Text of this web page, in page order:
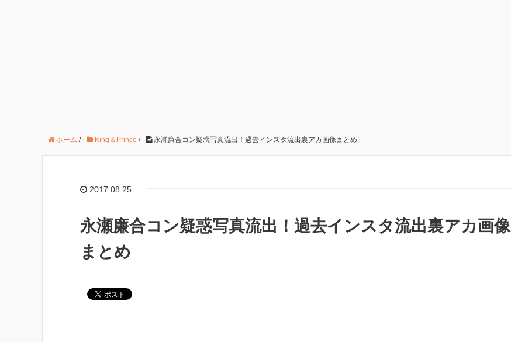
ホーム / King＆Prince / 永瀬廉合コン疑惑写真流出！過去インスタ流出裏アカ画像まとめ
2017.08.25
永瀬廉合コン疑惑写真流出！過去インスタ流出裏アカ画像
まとめ